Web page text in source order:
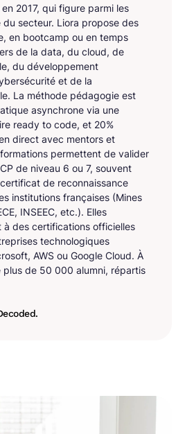
2017, qui figure parmi les
secteur. Liora propose des
en bootcamp ou en temps
de la data, du cloud, de
du développement
et de la
La méthode pédagogie est
asynchrone via une
ready to code, et 20%
direct avec mentors et
permettent de valider
de niveau 6 ou 7, souvent
de reconnaissance
institutions françaises (Mines
INSEEC, etc.). Elles
à des certifications officielles
technologiques
AWS ou Google Cloud. À
plus de 50 000 alumni, répartis